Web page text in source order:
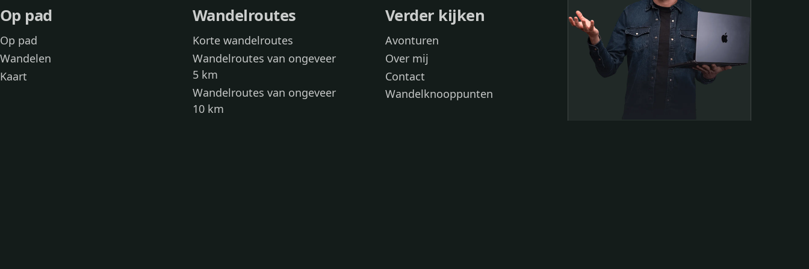
Op pad
Op pad
Wandelen
Kaart
Wandelroutes
Korte wandelroutes
Wandelroutes van ongeveer
5 km
Wandelroutes van ongeveer
10 km
Verder kijken
Avonturen
Over mij
Contact
Wandelknooppunten